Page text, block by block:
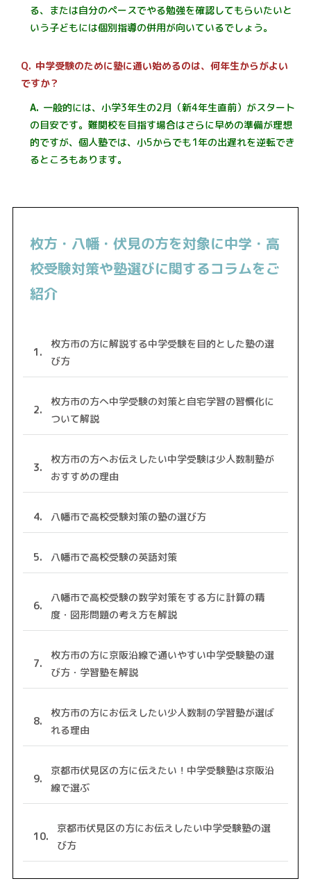
る、または自分のペースでやる勉強を確認してもらいたいと
いう子どもには個別指導の併用が向いているでしょう。
中学受験のために塾に通い始めるのは、何年生からがよい
ですか？
一般的には、小学3年生の2月（新4年生直前）がスタート
の目安です。難関校を目指す場合はさらに早めの準備が理想
的ですが、個人塾では、小5からでも1年の出遅れを逆転でき
るところもあります。
枚方・八幡・伏見の方を対象に中学・高
校受験対策や塾選びに関するコラムをご
紹介
枚方市の方に解説する中学受験を目的とした塾の選
び方
枚方市の方へ中学受験の対策と自宅学習の習慣化に
ついて解説
枚方市の方へお伝えしたい中学受験は少人数制塾が
おすすめの理由
八幡市で高校受験対策の塾の選び方
八幡市で高校受験の英語対策
八幡市で高校受験の数学対策をする方に計算の精
度・図形問題の考え方を解説
枚方市の方に京阪沿線で通いやすい中学受験塾の選
び方・学習塾を解説
枚方市の方にお伝えしたい少人数制の学習塾が選ば
れる理由
京都市伏見区の方に伝えたい！中学受験塾は京阪沿
線で選ぶ
京都市伏見区の方にお伝えしたい中学受験塾の選
び方